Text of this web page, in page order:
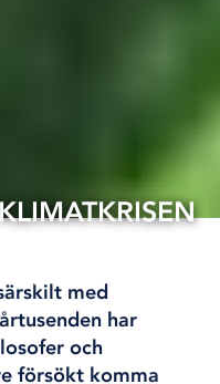
med
har
och
försökt komma